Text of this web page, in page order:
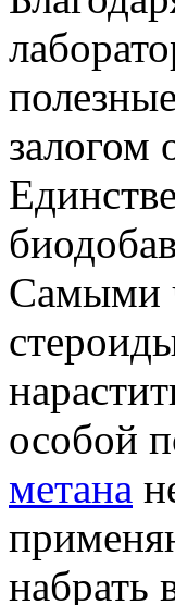
залогом
Самыми
особой
метана
набрать